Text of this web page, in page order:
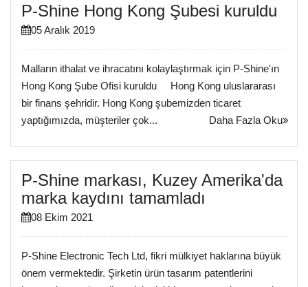
P-Shine Hong Kong Şubesi kuruldu
05 Aralık 2019
Malların ithalat ve ihracatını kolaylaştırmak için P-Shine'ın
Hong Kong Şube Ofisi kuruldu Hong Kong uluslararası
bir finans şehridir. Hong Kong şubemizden ticaret
yaptığımızda, müşteriler çok...
Daha Fazla Oku
P-Shine markası, Kuzey Amerika'da
marka kaydını tamamladı
08 Ekim 2021
P-Shine Electronic Tech Ltd, fikri mülkiyet haklarına büyük
önem vermektedir. Şirketin ürün tasarım patentlerini